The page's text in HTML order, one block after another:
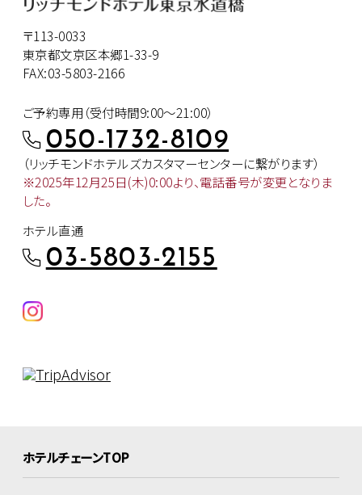
〒113-0033
東京都文京区本郷1-33-9
FAX:03-5803-2166
ご予約専用（受付時間9:00～21:00）
050-1732-8109
（リッチモンドホテルズカスタマーセンターに繋がります）
※2025年12月25日(木)0:00より、電話番号が変更となりま
した。
ホテル直通
03-5803-2155
ホテルチェーンTOP